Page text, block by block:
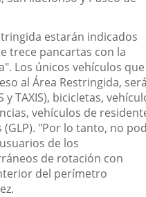
estarán indicados
trece pancartas con la
Los únicos vehículos que
al Área Restringida,
TAXIS), bicicletas,
vehículos de
"Por lo tanto, no
de los
de rotación con
del perímetro